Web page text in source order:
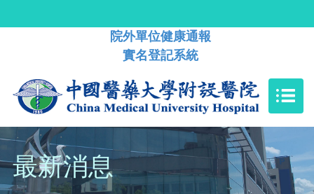
院外單位健康通報
實名登記系統
最新消息